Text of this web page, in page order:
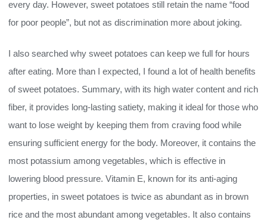
every day. However, sweet potatoes still retain the name “food
for poor people”, but not as discrimination more about joking.
I also searched why sweet potatoes can keep we full for hours
after eating. More than I expected, I found a lot of health benefits
of sweet potatoes. Summary, with its high water content and rich
fiber, it provides long-lasting satiety, making it ideal for those who
want to lose weight by keeping them from craving food while
ensuring sufficient energy for the body. Moreover, it contains the
most potassium among vegetables, which is effective in
lowering blood pressure. Vitamin E, known for its anti-aging
properties, in sweet potatoes is twice as abundant as in brown
rice and the most abundant among vegetables. It also contains